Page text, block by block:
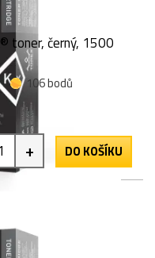
toner, černý, 1500
106 bodů
+ DO KOŠÍKU